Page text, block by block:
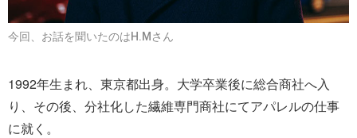
今回、お話を聞いたのはH.Mさん
1992年生まれ、東京都出身。大学卒業後に総合商社へ入
り、その後、分社化した繊維専門商社にてアパレルの仕事
に就く。